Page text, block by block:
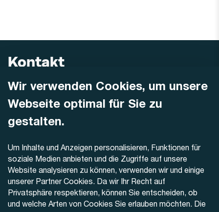
Wir verwenden Cookies, um unsere
Webseite optimal für Sie zu
gestalten.
Um Inhalte und Anzeigen personalisieren, Funktionen für
soziale Medien anbieten und die Zugriffe auf unsere
Website analysieren zu können, verwenden wir und einige
unserer Partner Cookies. Da wir Ihr Recht auf
Privatsphäre respektieren, können Sie entscheiden, ob
und welche Arten von Cookies Sie erlauben möchten. Die
Kontakt
AREMO
Dornacherstrasse 48
4500 Solothurn
+41 32 622 37 22
Kontaktformular